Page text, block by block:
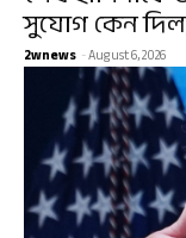
সুযোগ কেন দিল,
2wnews -August 6, 2026